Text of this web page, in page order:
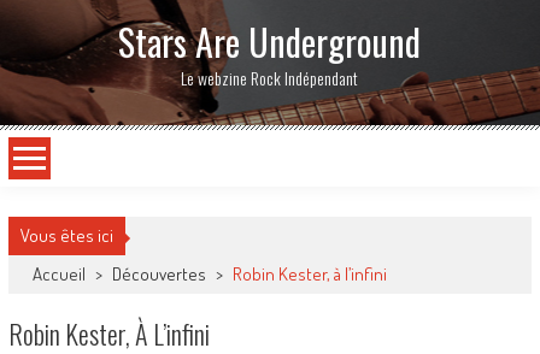
Stars Are Underground
Le webzine Rock Indépendant
Vous êtes ici
Accueil > Découvertes > Robin Kester, à l’infini
Robin Kester, À L’infini